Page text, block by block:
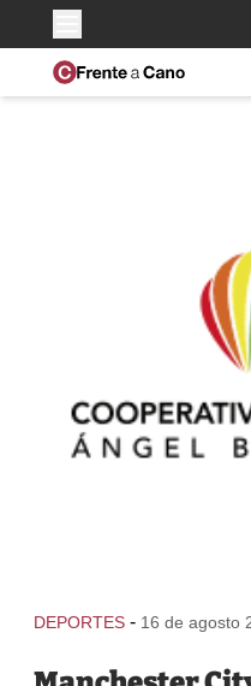
DEPORTES - 16 de agosto